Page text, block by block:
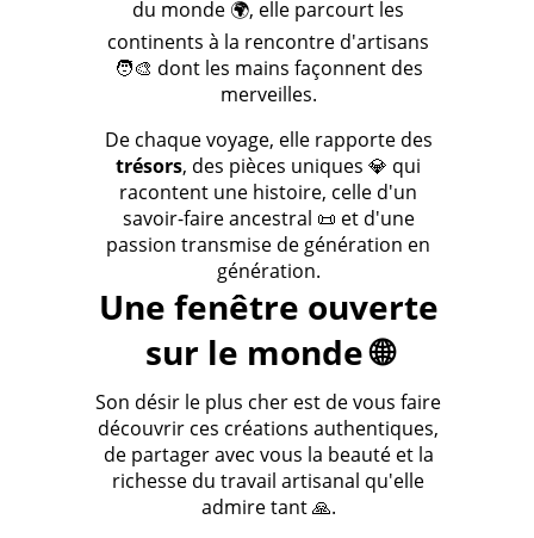
du monde 🌍, elle parcourt les
continents à la rencontre d'artisans
🧑‍🎨 dont les mains façonnent des
merveilles.
De chaque voyage, elle rapporte des
trésors, des pièces uniques 💎 qui
racontent une histoire, celle d'un
savoir-faire ancestral 📜 et d'une
passion transmise de génération en
génération.
Une fenêtre ouverte
sur le monde 🌐
Son désir le plus cher est de vous faire
découvrir ces créations authentiques,
de partager avec vous la beauté et la
richesse du travail artisanal qu'elle
admire tant 🙏.